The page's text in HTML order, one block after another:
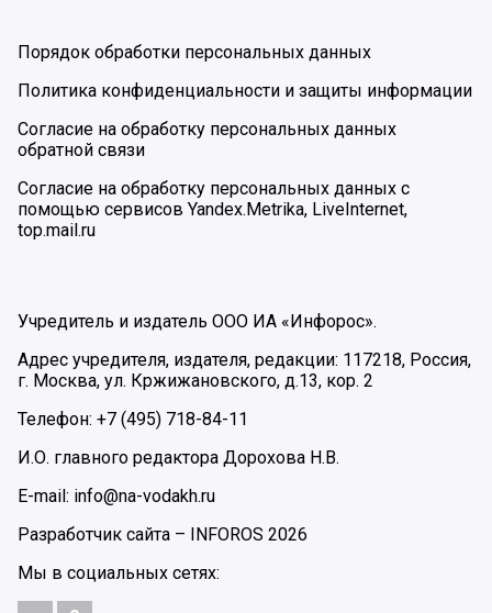
Порядок обработки персональных данных
Политика конфиденциальности и защиты информации
Согласие на обработку персональных данных
обратной связи
Согласие на обработку персональных данных с
помощью сервисов Yandex.Metrika, LiveInternet,
top.mail.ru
Учредитель и издатель ООО ИА «Инфорос».
Адрес учредителя, издателя, редакции: 117218, Россия,
г. Москва, ул. Кржижановского, д.13, кор. 2
Телефон: +7 (495) 718-84-11
И.О. главного редактора Дорохова Н.В.
E-mail: info@na-vodakh.ru
Разработчик сайта – INFOROS 2026
Мы в социальных сетях: